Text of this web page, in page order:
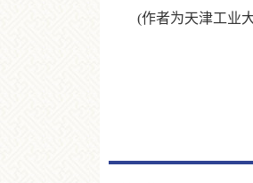
(作者为天津工业大